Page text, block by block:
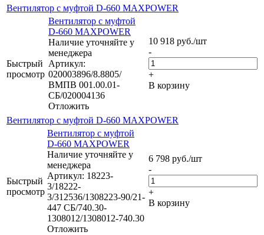
Вентилятор с муфтой D-660 MAXPOWER
Быстрый
просмотр
Вентилятор с муфтой
D-660 MAXPOWER
Наличие уточняйте у
менеджера
Артикул:
020003896/8.8805/
ВМПВ 001.00.01-
СБ/020004136
Отложить
10 918 руб./шт
-
+
В корзину
Вентилятор с муфтой D-660 MAXPOWER
Быстрый
просмотр
Вентилятор с муфтой
D-660 MAXPOWER
Наличие уточняйте у
менеджера
Артикул: 18223-
3/18222-
3/312536/1308223-90/21-
447 СБ/740.30-
1308012/1308012-740.30
Отложить
6 798 руб./шт
-
+
В корзину